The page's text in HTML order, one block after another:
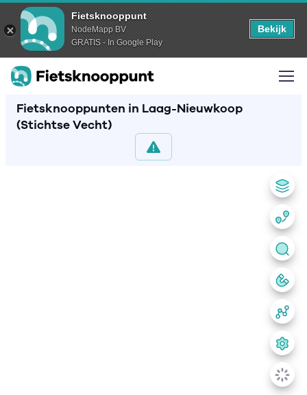
Fietsknooppunt
NodeMapp BV
GRATIS - In Google Play
Bekijk
Fietsknooppunten in Laag-Nieuwkoop
(Stichtse Vecht)